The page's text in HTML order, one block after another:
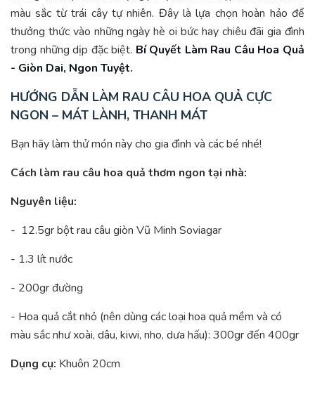
màu sắc từ trái cây tự nhiên. Đây là lựa chọn hoàn hảo để
thưởng thức vào những ngày hè oi bức hay chiêu đãi gia đình
trong những dịp đặc biệt. Bí Quyết Làm Rau Câu Hoa Quả
- Giòn Dai, Ngon Tuyệt.
HƯỚNG DẪN LÀM RAU CÂU HOA QUẢ CỰC
NGON – MÁT LÀNH, THANH MÁT
Bạn hãy làm thử món này cho gia đình và các bé nhé!
Cách làm rau câu hoa quả thơm ngon tại nhà:
Nguyên liệu:
- 12.5gr bột rau câu giòn Vũ Minh Soviagar
- 1.3 lít nước
- 200gr đường
- Hoa quả cắt nhỏ (nên dùng các loại hoa quả mềm và có
màu sắc như xoài, dâu, kiwi, nho, dưa hấu): 300gr đến 400gr
Dụng cụ: Khuôn 20cm